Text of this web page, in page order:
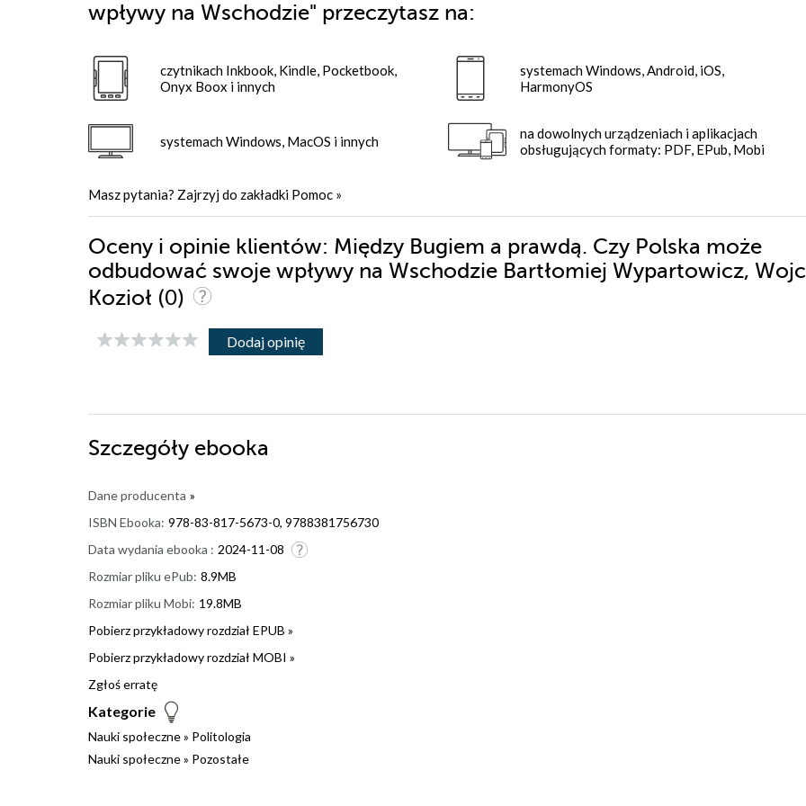
wpływy na Wschodzie" przeczytasz na:
czytnikach Inkbook, Kindle, Pocketbook,
Onyx Boox i innych
systemach Windows, MacOS i innych
systemach Windows, Android, iOS,
HarmonyOS
na dowolnych urządzeniach i aplikacjach
obsługujących formaty: PDF, EPub, Mobi
Masz pytania? Zajrzyj do zakładki Pomoc »
Oceny i opinie klientów: Między Bugiem a prawdą. Czy Polska może
odbudować swoje wpływy na Wschodzie Bartłomiej Wypartowicz,
Kozioł (0)
Dodaj opinię
Szczegóły ebooka
Dane producenta »
ISBN Ebooka: 978-83-817-5673-0, 9788381756730
Data wydania ebooka : 2024-11-08
Rozmiar pliku ePub: 8.9MB
Rozmiar pliku Mobi: 19.8MB
Pobierz przykładowy rozdział EPUB »
Pobierz przykładowy rozdział MOBI »
Zgłoś erratę
Kategorie
Nauki społeczne» Politologia
Nauki społeczne» Pozostałe